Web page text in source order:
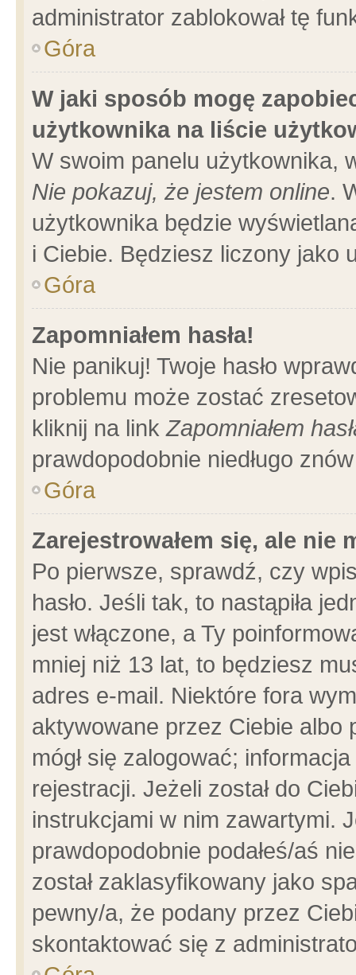
administrator zablokował tę
Góra
W jaki sposób mogę
użytkownika na liście
W swoim panelu użytkownika,
Nie pokazuj, że jestem online.
użytkownika będzie
i Ciebie. Będziesz liczony jako
Góra
Zapomniałem hasła!
Nie panikuj! Twoje hasło
problemu może zostać
kliknij na linkZapomniałem
prawdopodobnie niedługo
Góra
Zarejestrowałem się, ale nie
Po pierwsze, sprawdź, czy
hasło. Jeśli tak, to nastąpiła
jest włączone, a Ty
mniej niż 13 lat, to będziesz
adres e-mail. Niektóre fora
aktywowane przez Ciebie albo
mógł się zalogować;
rejestracji. Jeżeli został do
instrukcjami w nim zawartymi.
prawdopodobnie podałeś/aś
został zaklasyfikowany jako
pewny/a, że podany przez
skontaktować się z